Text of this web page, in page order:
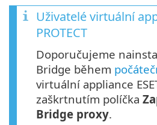
Uživatelé virtuální
PROTECT
Doporučujeme
Bridge během
virtuální appliance
zaškrtnutím políčka
Bridge proxy.